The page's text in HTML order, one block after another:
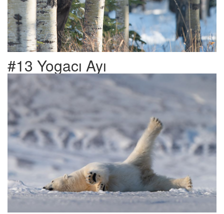
#13 Yogacı Ayı